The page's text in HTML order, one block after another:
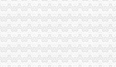
更注销、代理记账等专项冉家坝
司注册注销变更公司？汽博中心